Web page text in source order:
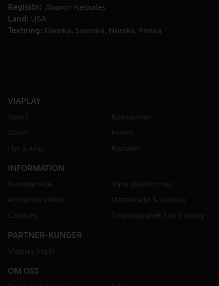
Regissör
Aharon Keshales
Land
USA
Textning
Danska Svenska Norska Finska
VIAPLAY
Sport
Kategorier
Serier
Filmer
Hyr & köp
Kanaler
INFORMATION
Kundservice
Våra plattformar
Allmänna villkor
Dataskydd & Viaplay
Cookies
Tillgänglighet hos Viaplay
PARTNER-KUNDER
Viaplay ingår
OM OSS